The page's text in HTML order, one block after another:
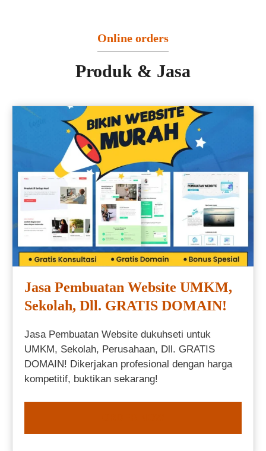
Online orders
Produk & Jasa
Jasa Pembuatan Website UMKM,
Sekolah, Dll. GRATIS DOMAIN!
Jasa Pembuatan Website dukuhseti untuk
UMKM, Sekolah, Perusahaan, Dll. GRATIS
DOMAIN! Dikerjakan profesional dengan harga
kompetitif, buktikan sekarang!